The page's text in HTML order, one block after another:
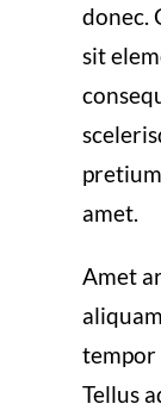
donec.
sit
amet.
Amet
tempor
Tellus